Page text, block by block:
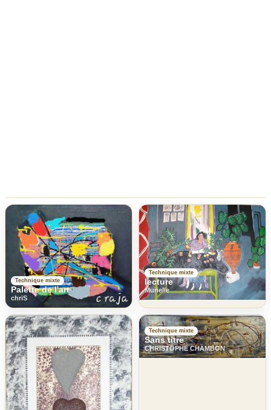
Technique mixte
Palette de l'art
chriS
Technique mixte
lecture
Murielle
Technique mixte
Sans titre
CHRISTOPHE CHAMBON